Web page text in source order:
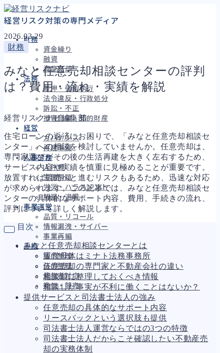
経営リスク対策の専門メディア
財務
資金繰り
融資
資産売却
法務
差押・強制執行
法令違反・行政処分
訴訟・不正
損害賠償・知的財産
経営
ガバナンス
再建準備
人事労務
人件費
労働問題
労災・ハラスメント
解雇・退職
事業運営
品質・リコール
情報漏洩・サイバー
事業再編
手続
私的整理
法的整理
債権者対応
換価・競売
663
資金繰り192
融資278
2026.03.29
財務
みなと任意売却相談センターの評判
は？費用・流れ・実績を解説
経営リスクナビ編集部
住宅ローンの返済にお困りで、「みなと任意売却相談セ
ンター」への相談を検討していませんか。任意売却は、
専門家選びがその後の生活再建を大きく左右するため、
サービス内容や実績を慎重に見極めることが重要です。
放置すれば競売へと進むリスクもあるため、迅速な対応
が求められます。この記事では、みなと任意売却相談セ
ンターの具体的なサポート内容、費用、手続きの流れ、
評判について詳しく解説します。
目次
みなと任意売却相談センターとは
運営母体はミナト法務事務所
任意売却の専門家と不動産会社の違い
相談前に整理しておくべき情報
相談した事実が不利に働くことはないか？
提供サービスと司法書士法人の強み
任意売却の具体的なサポート内容
リースバックという選択肢も提供
司法書士法人運営ならではの3つの特徴
司法書士法人だからこそ確認したい不動産売
却の実務体制